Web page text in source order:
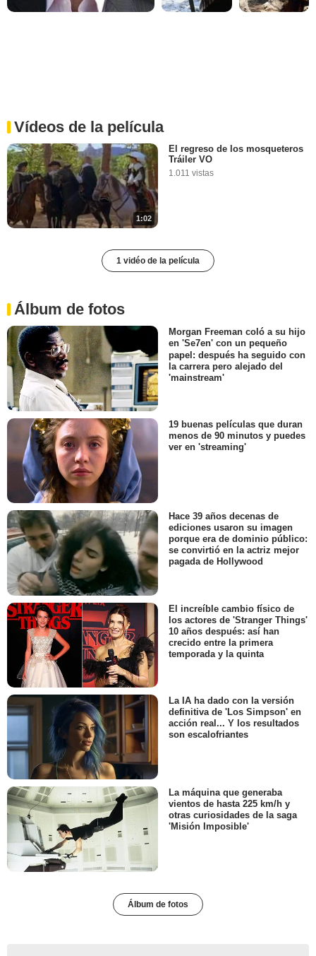
Vídeos de la película
1:02
El regreso de los mosqueteros
Tráiler VO
1.011 vistas
1 vidéo de la película
Álbum de fotos
Morgan Freeman coló a su hijo
en 'Se7en' con un pequeño
papel: después ha seguido con
la carrera pero alejado del
'mainstream'
19 buenas películas que duran
menos de 90 minutos y puedes
ver en 'streaming'
Hace 39 años decenas de
ediciones usaron su imagen
porque era de dominio público:
se convirtió en la actriz mejor
pagada de Hollywood
El increíble cambio físico de
los actores de 'Stranger Things'
10 años después: así han
crecido entre la primera
temporada y la quinta
La IA ha dado con la versión
definitiva de 'Los Simpson' en
acción real... Y los resultados
son escalofriantes
La máquina que generaba
vientos de hasta 225 km/h y
otras curiosidades de la saga
'Misión Imposible'
Álbum de fotos